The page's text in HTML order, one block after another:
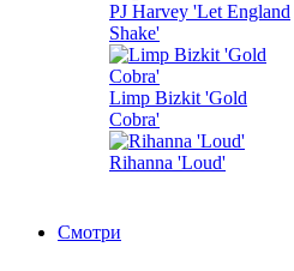
PJ Harvey 'Let England
Shake'
Limp Bizkit 'Gold
Cobra'
Rihanna 'Loud'
Смотри